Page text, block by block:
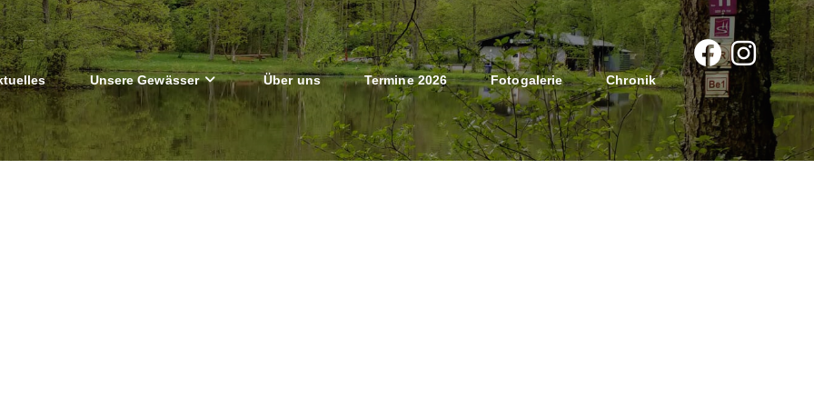
Unsere Gewässer Über uns Termine 2026 Fotogalerie Chronik